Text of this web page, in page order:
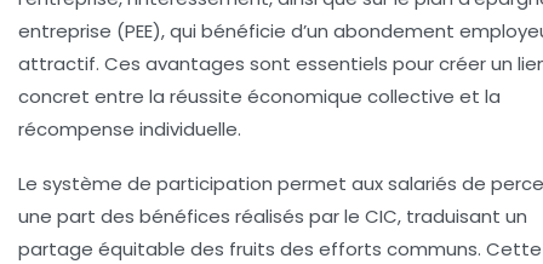
entreprise (PEE), qui bénéficie d’un abondement
attractif. Ces avantages sont essentiels pour créer un
concret entre la réussite économique collective et la
récompense individuelle.
Le système de participation permet aux salariés de
une part des bénéfices réalisés par le CIC, traduisant un
partage équitable des fruits des efforts communs. Cette